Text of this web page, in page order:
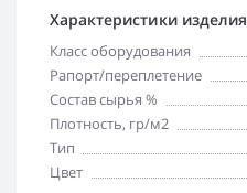
Характеристики изделия
Класс оборудования
Рапорт/переплетение
Состав сырья %
Плотность, гр/м2
Тип
Цвет